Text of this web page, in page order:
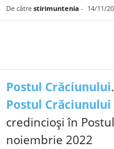
De către stirimuntenia - 14/11/
Postul Crăciunului.
Postul Crăciunului
credincioși în
noiembrie 2022